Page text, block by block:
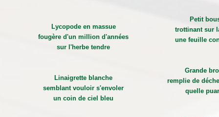
Lycopode en massue
fougère d'un million d'années
sur l'herbe tendre
Linaigrette blanche
semblant vouloir s'envoler
un coin de ciel bleu
Petit
trottinant sur
une feuille
Grande
remplie de
quelle